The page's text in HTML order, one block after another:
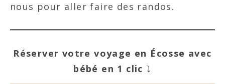
nous pour aller faire des randos.
Réserver votre voyage en Écosse avec
bébé en 1 clic ⤵️